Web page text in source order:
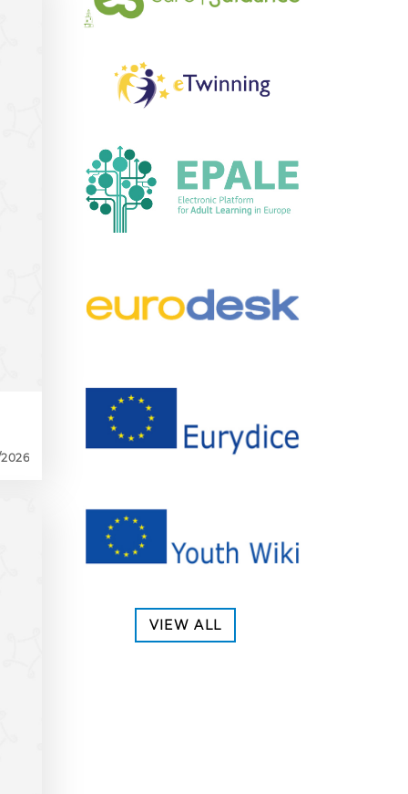
2026
VIEW ALL